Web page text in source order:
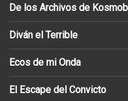
De los Archivos de
Diván el Terrible
Ecos de mi Onda
El Escape del Convicto